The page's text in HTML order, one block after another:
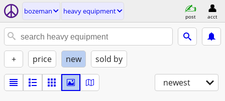
bozeman heavy equipment
post acct
+ price new sold by
newest